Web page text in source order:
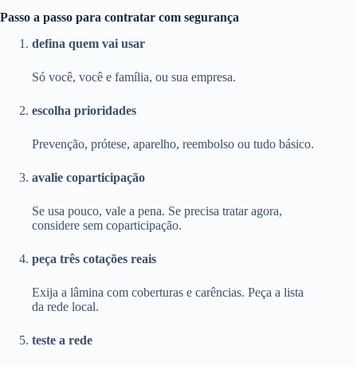
Passo a passo para contratar com segurança
defina quem vai usar
Só você, você e família, ou sua empresa.
escolha prioridades
Prevenção, prótese, aparelho, reembolso ou tudo básico.
avalie coparticipação
Se usa pouco, vale a pena. Se precisa tratar agora,
considere sem coparticipação.
peça três cotações reais
Exija a lâmina com coberturas e carências. Peça a lista
da rede local.
teste a rede